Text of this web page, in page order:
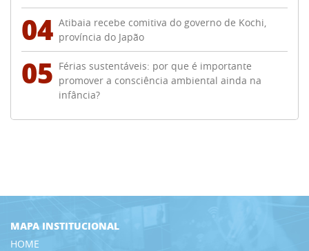
04 Atibaia recebe comitiva do governo de Kochi,
província do Japão
05 Férias sustentáveis: por que é importante
promover a consciência ambiental ainda na
infância?
MAPA INSTITUCIONAL
HOME